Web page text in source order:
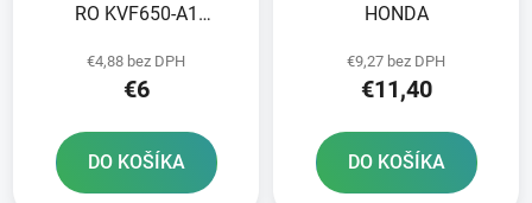
RO KVF650-A1
€4,88 bez DPH
€6
DO KOŠÍKA
HONDA
€9,27 bez DPH
€11,40
DO KOŠÍKA